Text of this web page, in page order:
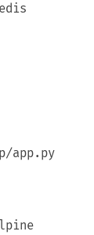
app.py